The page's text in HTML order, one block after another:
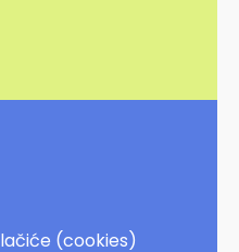
(cookies)